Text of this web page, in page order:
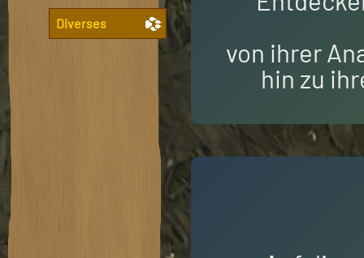
Diverses
von ihrer
hin zu